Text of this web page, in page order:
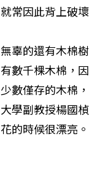
就常因此背上破
無辜的還有木棉
有數千棵木棉，
少數僅存的木棉
大學副教授楊國
花的時候很漂亮